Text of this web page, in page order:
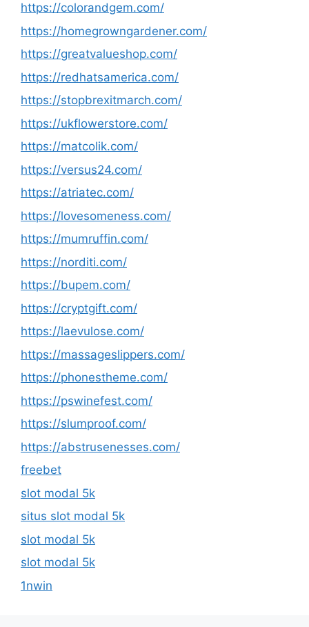
https://colorandgem.com/
https://homegrowngardener.com/
https://greatvalueshop.com/
https://redhatsamerica.com/
https://stopbrexitmarch.com/
https://ukflowerstore.com/
https://matcolik.com/
https://versus24.com/
https://atriatec.com/
https://lovesomeness.com/
https://mumruffin.com/
https://norditi.com/
https://bupem.com/
https://cryptgift.com/
https://laevulose.com/
https://massageslippers.com/
https://phonestheme.com/
https://pswinefest.com/
https://slumproof.com/
https://abstrusenesses.com/
freebet
slot modal 5k
situs slot modal 5k
slot modal 5k
slot modal 5k
1nwin